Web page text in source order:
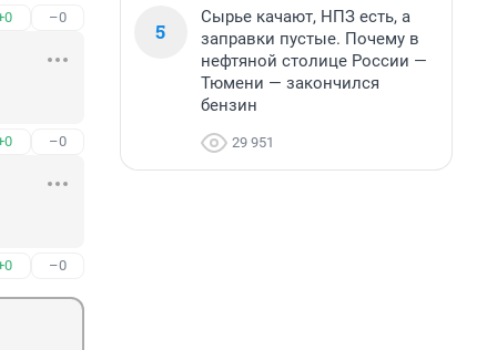
–0
–0
–0
5
Сырье качают, НПЗ есть, а
заправки пустые. Почему в
нефтяной столице России —
Тюмени — закончился
бензин
29 951